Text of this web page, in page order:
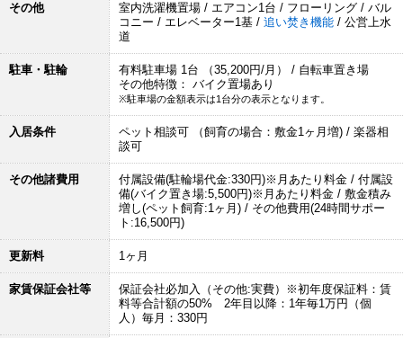
その他
室内洗濯機置場 / エアコン1台 / フローリング / バル
コニー / エレベーター1基 / 追い焚き機能 / 公営上水
道
駐車・駐輪
有料駐車場 1台 （35,200円/月） / 自転車置き場
その他特徴： バイク置場あり
※駐車場の金額表示は1台分の表示となります。
入居条件
ペット相談可 （飼育の場合：敷金1ヶ月増) / 楽器相
談可
その他諸費用
付属設備(駐輪場代金:330円)※月あたり料金 / 付属設
備(バイク置き場:5,500円)※月あたり料金 / 敷金積み
増し(ペット飼育:1ヶ月) / その他費用(24時間サポー
ト:16,500円)
更新料 1ヶ月
家賃保証会社等
保証会社必加入（その他:実費）※初年度保証料：賃
料等合計額の50% 2年目以降：1年毎1万円（個
人）毎月：330円